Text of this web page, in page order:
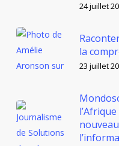
24 juillet
la
23 juillet